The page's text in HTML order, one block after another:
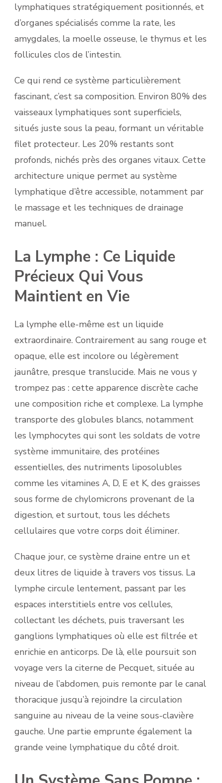
lymphatiques stratégiquement positionnés, et
d’organes spécialisés comme la rate, les
amygdales, la moelle osseuse, le thymus et les
follicules clos de l’intestin.
Ce qui rend ce système particulièrement
fascinant, c’est sa composition. Environ 80% des
vaisseaux lymphatiques sont superficiels,
situés juste sous la peau, formant un véritable
filet protecteur. Les 20% restants sont
profonds, nichés près des organes vitaux. Cette
architecture unique permet au système
lymphatique d’être accessible, notamment par
le massage et les techniques de drainage
manuel.
La Lymphe : Ce Liquide
Précieux Qui Vous
Maintient en Vie
La lymphe elle-même est un liquide
extraordinaire. Contrairement au sang rouge et
opaque, elle est incolore ou légèrement
jaunâtre, presque translucide. Mais ne vous y
trompez pas : cette apparence discrète cache
une composition riche et complexe. La lymphe
transporte des globules blancs, notamment
les lymphocytes qui sont les soldats de votre
système immunitaire, des protéines
essentielles, des nutriments liposolubles
comme les vitamines A, D, E et K, des graisses
sous forme de chylomicrons provenant de la
digestion, et surtout, tous les déchets
cellulaires que votre corps doit éliminer.
Chaque jour, ce système draine entre un et
deux litres de liquide à travers vos tissus. La
lymphe circule lentement, passant par les
espaces interstitiels entre vos cellules,
collectant les déchets, puis traversant les
ganglions lymphatiques où elle est filtrée et
enrichie en anticorps. De là, elle poursuit son
voyage vers la citerne de Pecquet, située au
niveau de l’abdomen, puis remonte par le canal
thoracique jusqu’à rejoindre la circulation
sanguine au niveau de la veine sous-clavière
gauche. Une partie emprunte également la
grande veine lymphatique du côté droit.